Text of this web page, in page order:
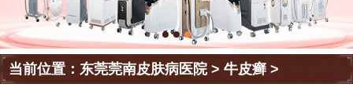
当前位置：东莞莞南皮肤病医院>牛皮癣 >